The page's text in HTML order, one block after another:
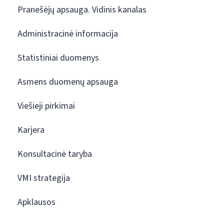
Pranešėjų apsauga. Vidinis kanalas
Administracinė informacija
Statistiniai duomenys
Asmens duomenų apsauga
Viešieji pirkimai
Karjera
Konsultacinė taryba
VMI strategija
Apklausos